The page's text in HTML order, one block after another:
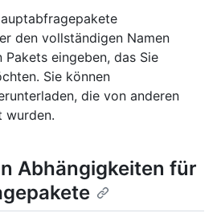
den vollständigen Namen
eingeben, das Sie
Sie können
die von anderen
wurden.
Abhängigkeiten für